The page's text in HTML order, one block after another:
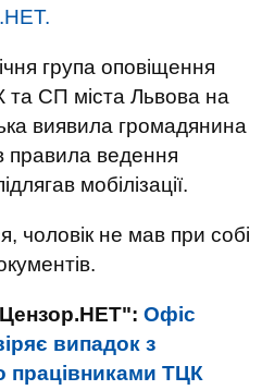
група оповіщення
та СП міста Львова на
виявила громадянина
правила ведення
мобілізації.
чоловік не мав при собі
Офіс
випадок з
працівниками ТЦК